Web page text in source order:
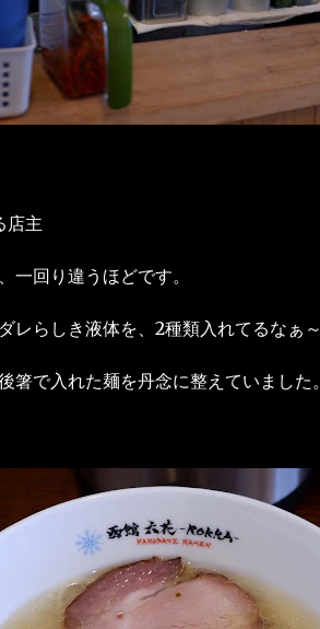
店主
一回り違うほどです。
レらしき液体を、2種類入れてるなぁ～
で入れた麺を丹念に整えていました。